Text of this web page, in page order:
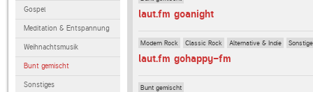
Gospel
Meditation & Entspannung
Weihnachtsmusik
Bunt gemischt
Sonstiges
laut.fm goanight
Modern Rock Classic Rock Alternative & Indie
laut.fm gohappy-fm
Bunt gemischt